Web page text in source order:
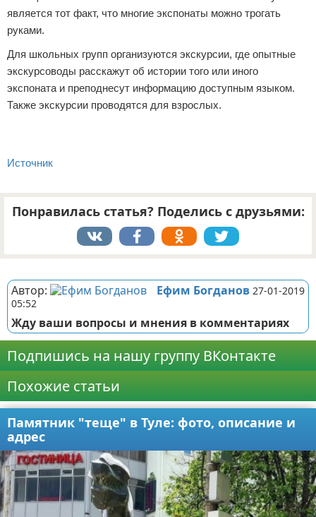
является тот факт, что многие экспонаты можно трогать
руками.
Для школьных групп организуются экскурсии, где опытные
экскурсоводы расскажут об истории того или иного
экспоната и преподнесут информацию доступным языком.
Также экскурсии проводятся для взрослых.
Источник
Понравилась статья? Поделись с друзьями:
Автор: Ефим Богданов 27-01-2019
05:52
Жду ваши вопросы и мнения в комментариях
Подпишись на нашу группу ВКонтакте
Похожие статьи
Памятник "теще" в Туле: фото, описание и
адрес